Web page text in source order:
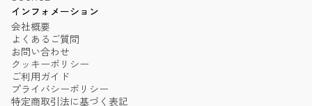
インフォメーション
会社概要
よくあるご質問
お問い合わせ
クッキーポリシー
ご利用ガイド
プライバシーポリシー
特定商取引法に基づく表記